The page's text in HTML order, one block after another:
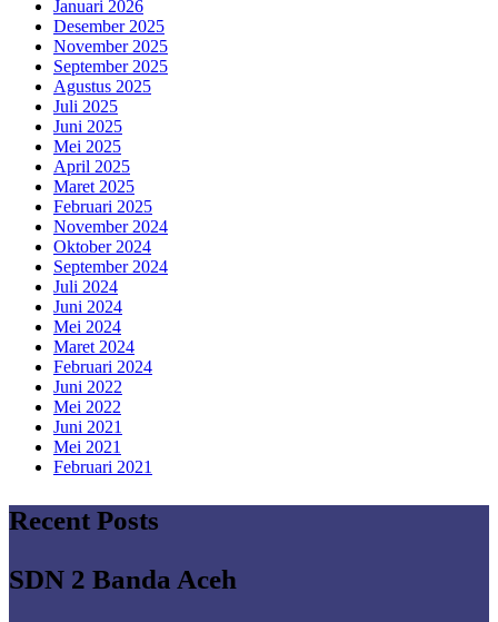
Januari 2026
Desember 2025
November 2025
September 2025
Agustus 2025
Juli 2025
Juni 2025
Mei 2025
April 2025
Maret 2025
Februari 2025
November 2024
Oktober 2024
September 2024
Juli 2024
Juni 2024
Mei 2024
Maret 2024
Februari 2024
Juni 2022
Mei 2022
Juni 2021
Mei 2021
Februari 2021
Recent Posts
SDN 2 Banda Aceh